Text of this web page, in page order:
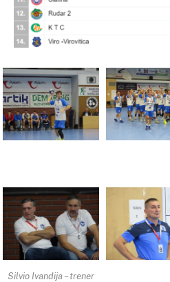
Silvio Ivandija – trener